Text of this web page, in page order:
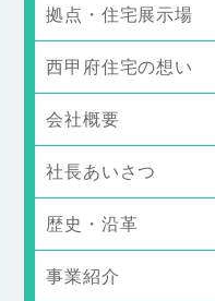
拠点・住宅展示場
西甲府住宅の想い
会社概要
社長あいさつ
歴史・沿革
事業紹介